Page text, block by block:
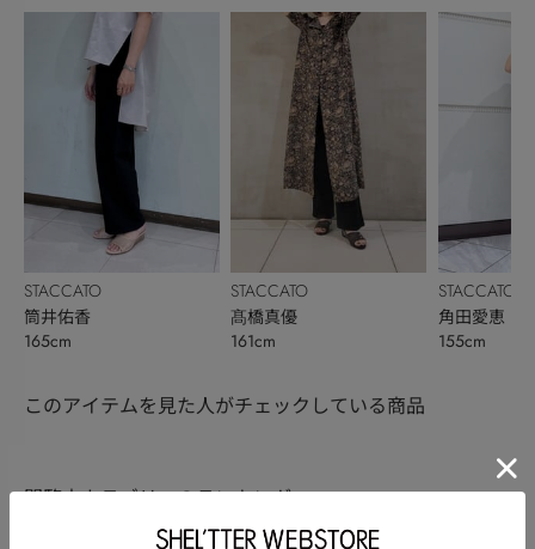
STACCATO
筒井佑香
165cm
STACCATO
髙橋真優
161cm
STACCATO
角田愛恵
155cm
このアイテムを見た人がチェックしている商品
閲覧中カテゴリーのランキング